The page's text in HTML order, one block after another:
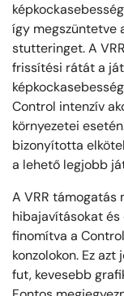
így megszüntetve
stutteringet. A
frissítési rátát a
Control intenzív
környezetei
bizonyította
a lehető legjobb
A VRR
hibajavításokat
finomítva a
konzolokon. Ez
fut, kevesebb